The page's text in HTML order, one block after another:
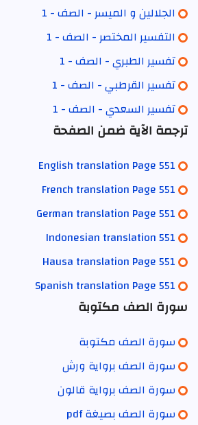
الجلالين و الميسر - الصف - 1
التفسير المختصر - الصف - 1
تفسير الطبري - الصف - 1
تفسير القرطبي - الصف - 1
تفسير السعدي - الصف - 1
ترجمة الآية ضمن الصفحة
English translation Page 551
French translation Page 551
German translation Page 551
Indonesian translation 551
Hausa translation Page 551
Spanish translation Page 551
سورة الصف مكتوبة
سورة الصف مكتوبة
سورة الصف برواية ورش
سورة الصف برواية قالون
سورة الصف بصيغة pdf